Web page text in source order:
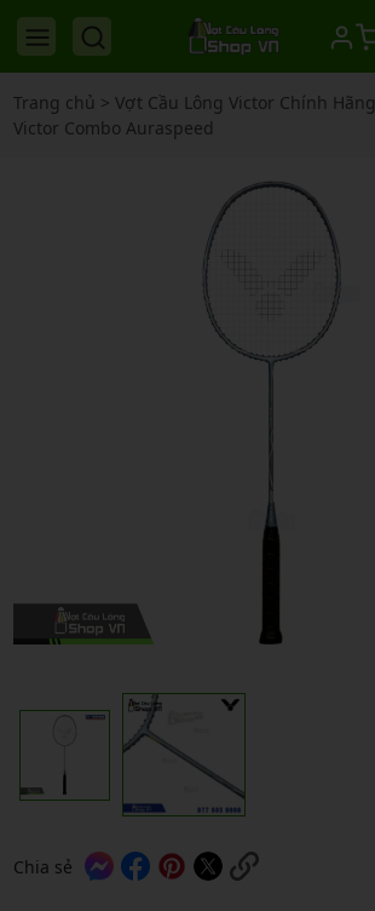
Trang chủ > Vợt Cầu Lông Victor Chính Hãng
Victor Combo Auraspeed
Chia sẻ